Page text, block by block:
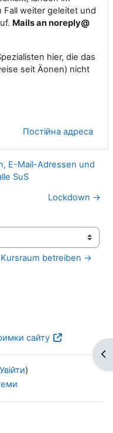
Fall weiter geleitet und
Mails an noreply@
hier, die das
seit Äonen) nicht
Постійна адреса
E-Mail-Adressen und
SuS
Lockdown →
Kursraum betreiben →
сайту
Увійти)